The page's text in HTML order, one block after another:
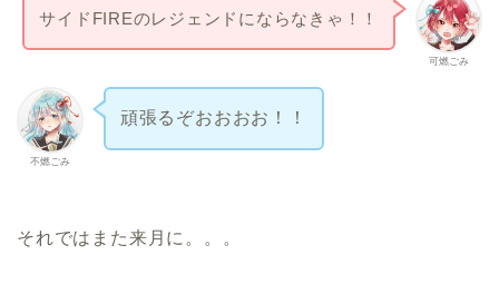
可燃ごみ
サイドFIREのレジェンドにならなきゃ！！
不燃ごみ
頑張るぞおおおお！！
それではまた来月に。。。